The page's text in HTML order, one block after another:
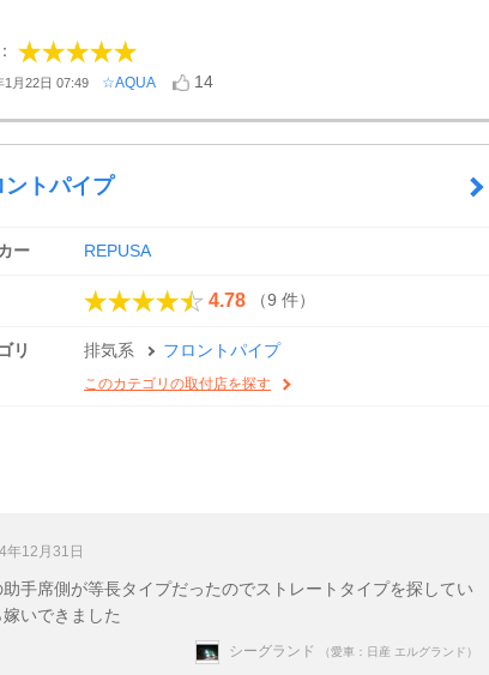
1月22日 07:49 ☆AQUA 14
ントパイプ
ー REPUSA
4.78 （9 件）
リ 排気系 フロントパイプ
このカテゴリの取付店を探す
年12月31日
手席側が等長タイプだったのでストレートタイプを探してい
いできました
シーグランド （愛車：日産 エルグランド）